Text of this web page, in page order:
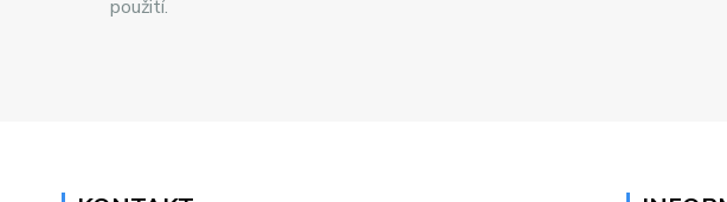
použití.